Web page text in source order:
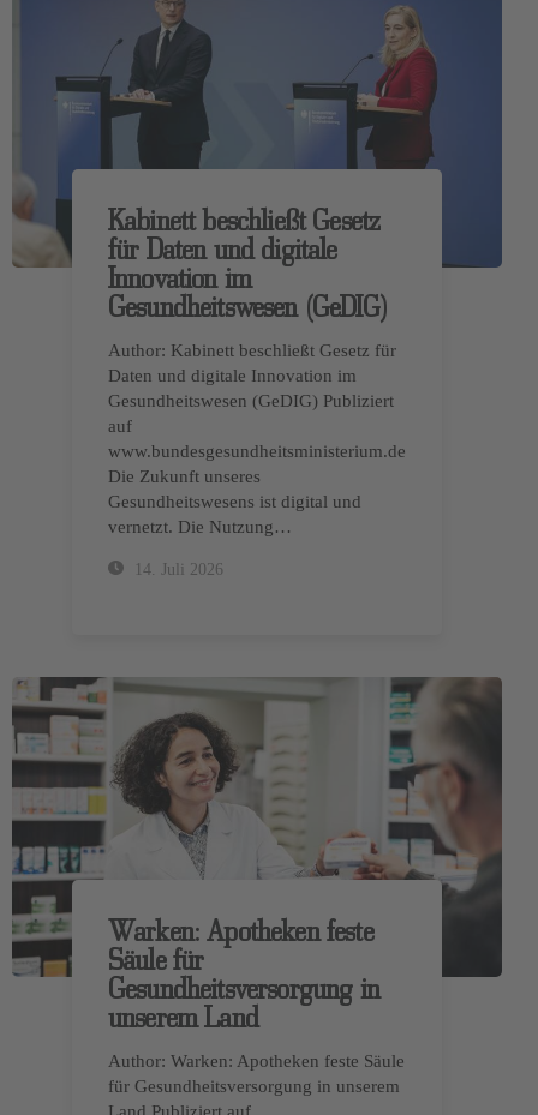
Kabinett beschließt Gesetz
für Daten und digitale
Innovation im
Gesundheitswesen (GeDIG)
Author: Kabinett beschließt Gesetz für
Daten und digitale Innovation im
Gesundheitswesen (GeDIG) Publiziert
auf
www.bundesgesundheitsministerium.de
Die Zukunft unseres
Gesundheitswesens ist digital und
vernetzt. Die Nutzung…
14. Juli 2026
Warken: Apotheken feste
Säule für
Gesundheitsversorgung in
unserem Land
Author: Warken: Apotheken feste Säule
für Gesundheitsversorgung in unserem
Land Publiziert auf